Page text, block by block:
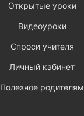
Открытые уроки
Видеоуроки
Спроси учителя
Личный кабинет
Полезное родителям